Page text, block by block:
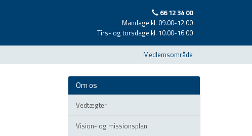
66 12 34 00
Mandage kl. 09.00-12.00
Tirs- og torsdage kl. 10.00-16.00
Medlemsområde
Om os
Vedtægter
Vision- og missionsplan